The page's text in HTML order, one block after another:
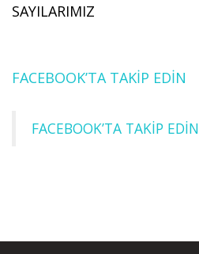
SAYILARIMIZ
FACEBOOK’TA TAKİP EDİN
FACEBOOK’TA TAKİP EDİN